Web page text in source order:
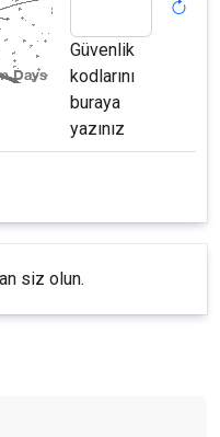
Güvenlik
kodlarını
buraya
yazınız
siz olun.